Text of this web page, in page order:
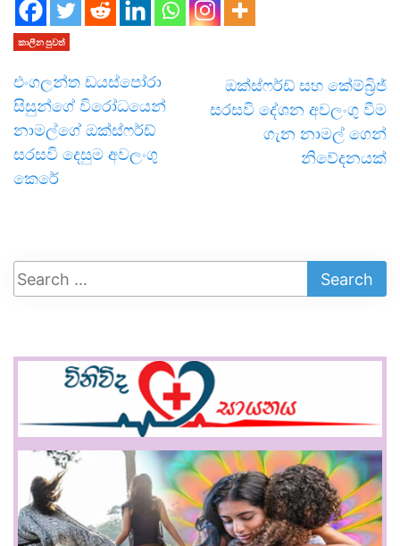
කාලීන පුවත්
එංගලන්ත ඩයස්පෝරා
සිසුන්ගේ විරෝධයෙන්
නාමල්ගේ ඔක්ස්ෆර්ඩ්
සරසවි දෙසුම අවලංගු
කෙරේ
ඔක්ස්ෆර්ඩ් සහ කේම්බ්‍රිජ්
සරසවි දේශන අවලංගු වීම
ගැන නාමල් ගෙන්
නිවේදනයක්